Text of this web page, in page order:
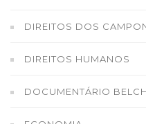
DIREITOS DOS
DIREITOS HUMANOS
DOCUMENTÁRIO